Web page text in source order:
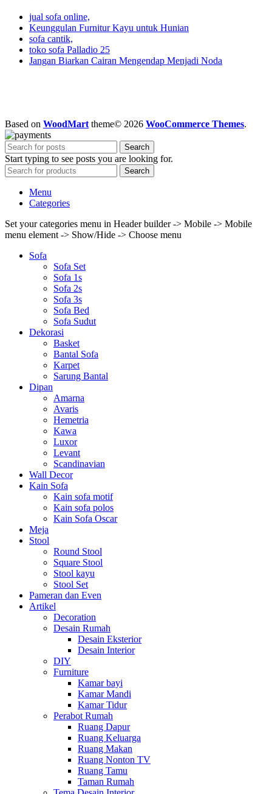
jual sofa online,
Keunggulan Furnitur Kayu untuk Hunian
sofa cantik,
toko sofa Palladio 25
Jangan Biarkan Cairan Mengendap Menjadi Noda
Based on WoodMart theme© 2026 WooCommerce Themes.
Search
Start typing to see posts you are looking for.
Search
Menu
Categories
Set your categories menu in Header builder -> Mobile -> Mobile
menu element -> Show/Hide -> Choose menu
Sofa
Sofa Set
Sofa 1s
Sofa 2s
Sofa 3s
Sofa Bed
Sofa Sudut
Dekorasi
Basket
Bantal Sofa
Karpet
Sarung Bantal
Dipan
Amarna
Avaris
Hemetria
Kawa
Luxor
Levant
Scandinavian
Wall Decor
Kain Sofa
Kain sofa motif
Kain sofa polos
Kain Sofa Oscar
Meja
Stool
Round Stool
Square Stool
Stool kayu
Stool Set
Pameran dan Even
Artikel
Decoration
Desain Rumah
Desain Eksterior
Desain Interior
DIY
Furniture
Kamar bayi
Kamar Mandi
Kamar Tidur
Perabot Rumah
Ruang Dapur
Ruang Keluarga
Ruang Makan
Ruang Nonton TV
Ruang Tamu
Taman Rumah